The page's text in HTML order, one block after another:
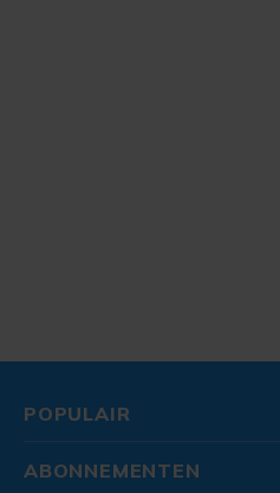
POPULAIR
ABONNEMENTEN